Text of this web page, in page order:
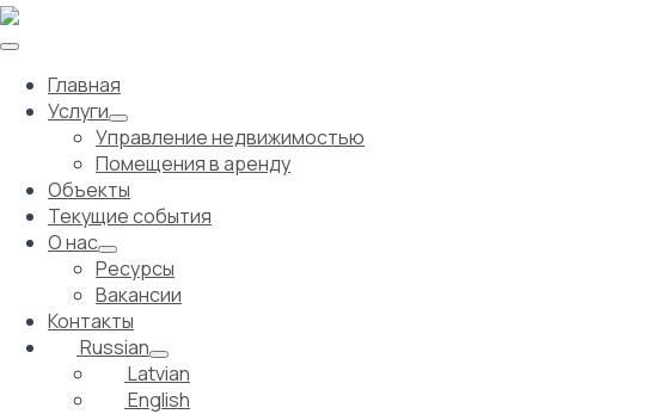
Главная
Услуги
Управление недвижимостью
Помещения в аренду
Объекты
Текущие события
О нас
Ресурсы
Вакансии
Контакты
Russian
Latvian
English